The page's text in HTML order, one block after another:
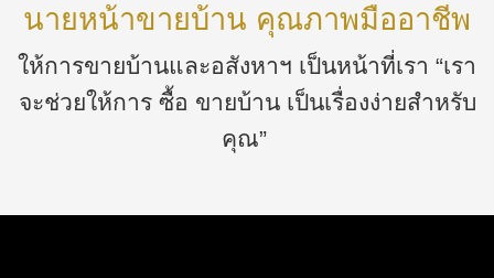
นายหน้าขายบ้าน คุณภาพมืออาชีพ
ให้การขายบ้านและอสังหาฯ เป็นหน้าที่เรา “เรา
จะช่วยให้การ ซื้อ ขายบ้าน เป็นเรื่องง่ายสำหรับ
คุณ”